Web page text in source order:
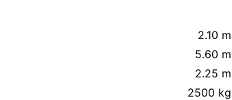
2.10 m
5.60 m
2.25 m
2500 kg